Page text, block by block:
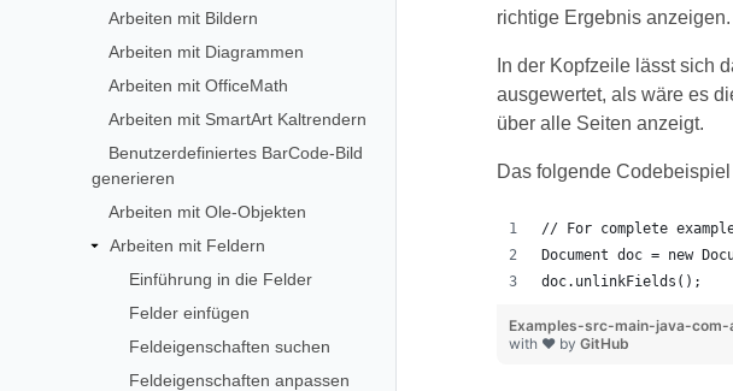
Arbeiten mit Bildern
Arbeiten mit Diagrammen
Arbeiten mit OfficeMath
Arbeiten mit SmartArt Kaltrendern
Benutzerdefiniertes BarCode-Bild
generieren
Arbeiten mit Ole-Objekten
Arbeiten mit Feldern
Einführung in die Felder
Felder einfügen
Feldeigenschaften suchen
Feldeigenschaften anpassen
richtige Ergebnis anzeigen.
In der Kopfzeile lässt sich
ausgewertet, als wäre es
über alle Seiten anzeigt.
Das folgende
// For complete
Document doc = new
doc.unlinkFields();
Examples-src-main-java-
with ❤ by GitHub